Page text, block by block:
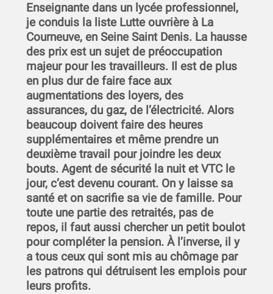
Enseignante dans un lycée professionnel,
je conduis la liste Lutte ouvrière à La
Courneuve, en Seine Saint Denis. La hausse
des prix est un sujet de préoccupation
majeur pour les travailleurs. Il est de plus
en plus dur de faire face aux
augmentations des loyers, des
assurances, du gaz, de l’électricité. Alors
beaucoup doivent faire des heures
supplémentaires et même prendre un
deuxième travail pour joindre les deux
bouts. Agent de sécurité la nuit et VTC le
jour, c’est devenu courant. On y laisse sa
santé et on sacrifie sa vie de famille. Pour
toute une partie des retraités, pas de
repos, il faut aussi chercher un petit boulot
pour compléter la pension. À l’inverse, il y
a tous ceux qui sont mis au chômage par
les patrons qui détruisent les emplois pour
leurs profits.